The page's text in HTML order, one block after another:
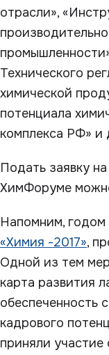
отрасли»,
Технического
химической
потенциала
комплекса РФ» и
Подать заявку
ХимФоруме
Напомним, годом
«Химия -2017»,
Одной из тем
карта развития
обеспеченность
кадрового
приняли